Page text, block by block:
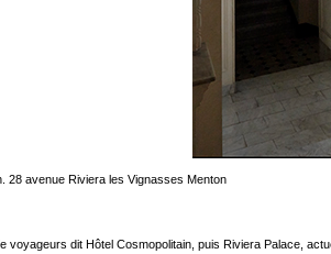
28 avenue Riviera les Vignasses Menton
voyageurs dit Hôtel Cosmopolitain, puis Riviera Palace,